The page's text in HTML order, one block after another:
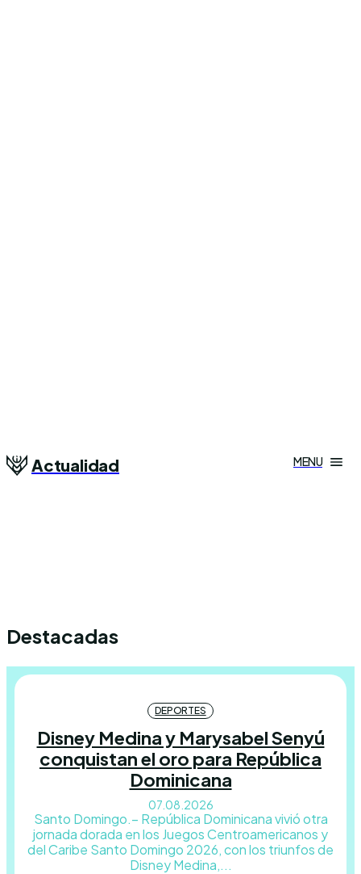
Actualidad MENU
Destacadas
DEPORTES
Disney Medina y Marysabel Senyú
conquistan el oro para República
Dominicana
07.08.2026
Santo Domingo.– República Dominicana vivió otra
jornada dorada en los Juegos Centroamericanos y
del Caribe Santo Domingo 2026, con los triunfos de
Disney Medina,...